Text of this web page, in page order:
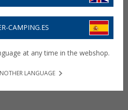
CAMPING.ES
at any time in the webshop.
LANGUAGE